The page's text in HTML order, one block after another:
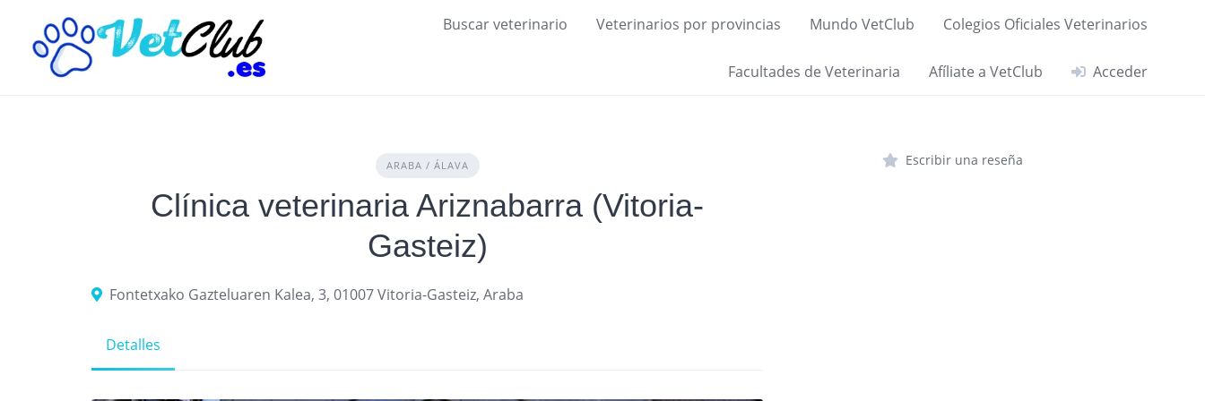
content
Buscar veterinario Veterinarios por provincias Mundo VetClub Colegios Oficiales Veterinarios
Facultades de Veterinaria Afíliate a VetClub Acceder
ARABA / ÁLAVA
Clínica veterinaria Ariznabarra (Vitoria-
Gasteiz)
Fontetxako Gazteluaren Kalea, 3, 01007 Vitoria-Gasteiz, Araba
Detalles
Escribir una reseña